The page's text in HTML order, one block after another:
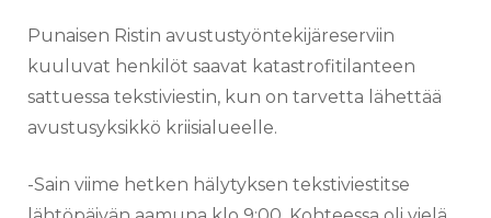
Punaisen Ristin avustustyöntekijäreserviin
kuuluvat henkilöt saavat katastrofitilanteen
sattuessa tekstiviestin, kun on tarvetta lähettää
avustusyksikkö kriisialueelle.
-Sain viime hetken hälytyksen tekstiviestitse